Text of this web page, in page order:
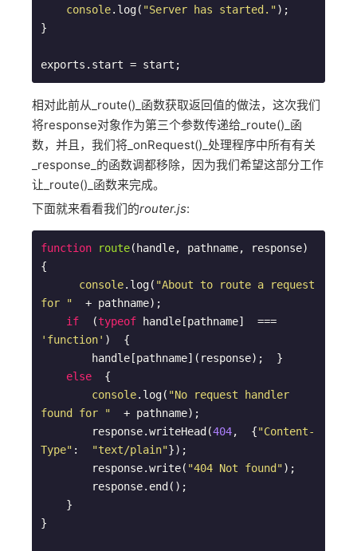
console.log( "Server has started.");
}
相对此前从_route()_函数获取返回值的做法，这次我们
将response对象作为第三个参数传递给_route()_函
数，并且，我们将_onRequest()_处理程序中所有有关
_response_的函数调都移除，因为我们希望这部分工作
让_route()_函数来完成。
下面就来看看我们的router.js:
function route( handle, pathname, response
{
console.log( "About to route a request
for "
  + pathname);
if
  (
typeof
'function' )  {
handle[pathname](response);  }
else
  {
console.log( "No request handler
found for "
  + pathname);
        response.writeHead(
404,  {"Content-
Type" : "text/plain"});
        response.write(
"404 Not found");
}